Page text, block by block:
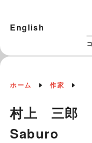
English
ホーム 作家
村上 三郎
Saburo